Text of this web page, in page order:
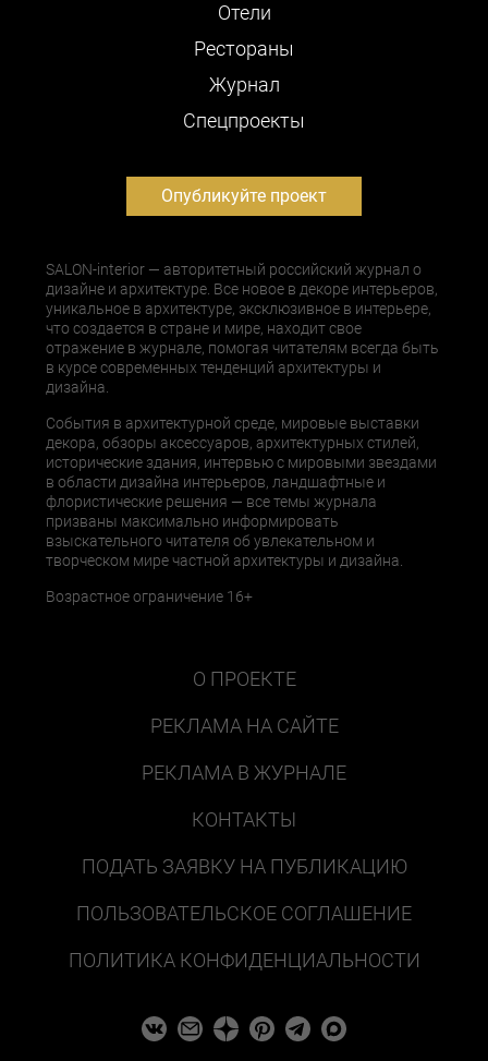
Отели
Рестораны
Журнал
Cпецпроекты
Опубликуйте проект
SALON-interior — авторитетный российский журнал о
дизайне и архитектуре. Все новое в декоре интерьеров,
уникальное в архитектуре, эксклюзивное в интерьере,
что создается в стране и мире, находит свое
отражение в журнале, помогая читателям всегда быть
в курсе современных тенденций архитектуры и
дизайна.
События в архитектурной среде, мировые выставки
декора, обзоры аксессуаров, архитектурных стилей,
исторические здания, интервью с мировыми звездами
в области дизайна интерьеров, ландшафтные и
флористические решения — все темы журнала
призваны максимально информировать
взыскательного читателя об увлекательном и
творческом мире частной архитектуры и дизайна.
Возрастное ограничение 16+
О ПРОЕКТЕ
РЕКЛАМА НА САЙТЕ
РЕКЛАМА В ЖУРНАЛЕ
КОНТАКТЫ
ПОДАТЬ ЗАЯВКУ НА ПУБЛИКАЦИЮ
ПОЛЬЗОВАТЕЛЬСКОЕ СОГЛАШЕНИЕ
ПОЛИТИКА КОНФИДЕНЦИАЛЬНОСТИ